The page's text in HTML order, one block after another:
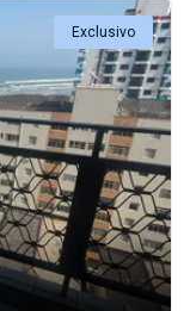
Exclusivo